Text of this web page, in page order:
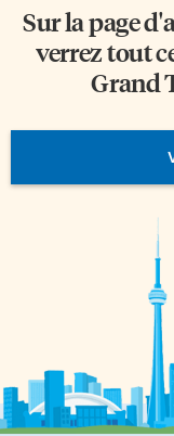
Sur la page
verrez tout
Grand